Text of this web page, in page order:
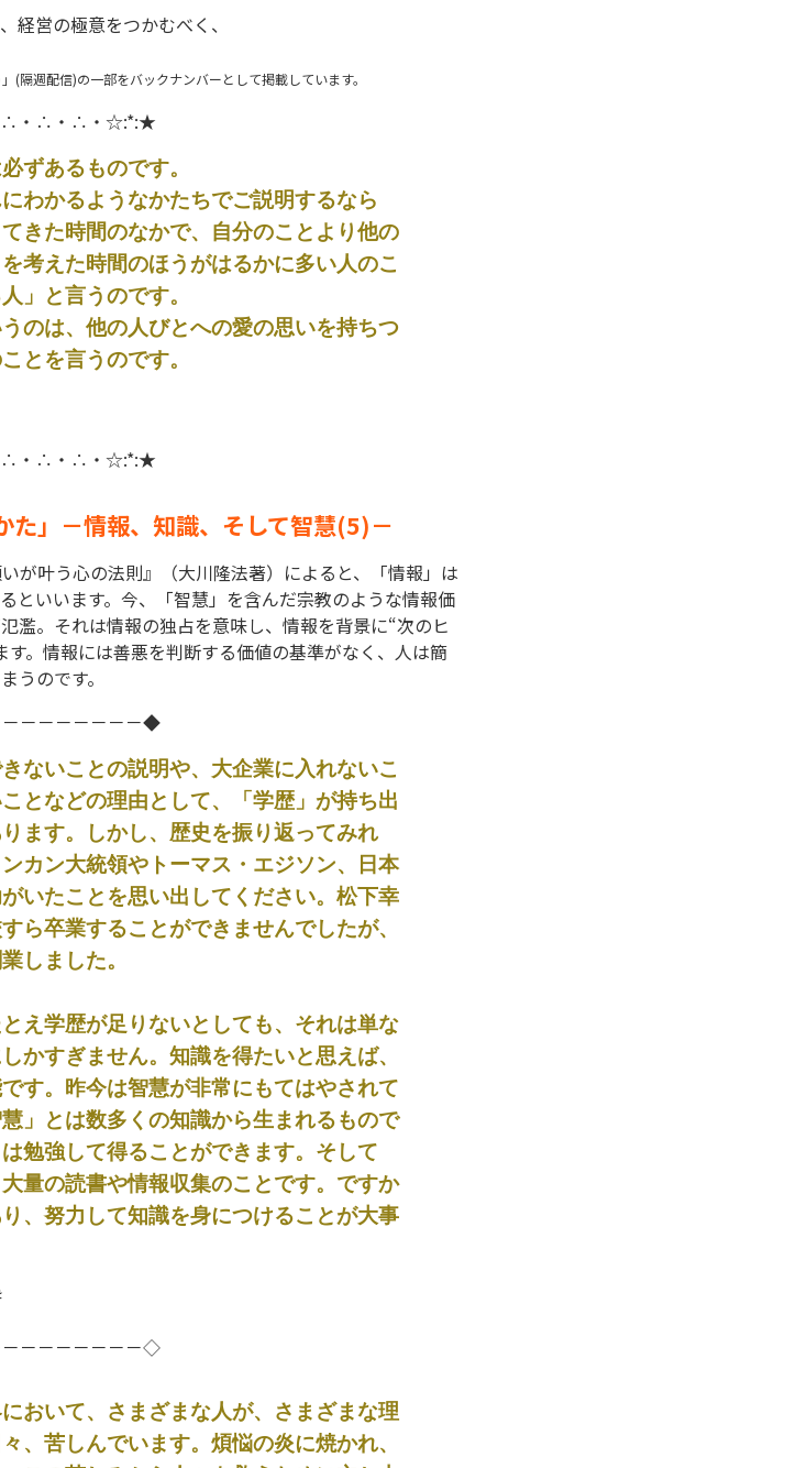
経営の極意をつかむべく、
隔週配信)の一部をバックナンバーとして掲載しています。
・∴・∴・☆:*:★
ずあるものです。
わかるようなかたちでご説明するなら
きた時間のなかで、自分のことより他の
考えた時間のほうがはるかに多い人のこ
」と言うのです。
のは、他の人びとへの愛の思いを持ちつ
とを言うのです。
・∴・∴・☆:*:★
た」－情報、知識、そして智慧(5)－
が叶う心の法則』（大川隆法著）によると、「情報」は
といいます。今、「智慧」を含んだ宗教のような情報価
濫。それは情報の独占を意味し、情報を背景に“次のヒ
。情報には善悪を判断する価値の基準がなく、人は簡
うのです。
－－－－－－－◆
ないことの説明や、大企業に入れないこ
となどの理由として、「学歴」が持ち出
ます。しかし、歴史を振り返ってみれ
カン大統領やトーマス・エジソン、日本
いたことを思い出してください。松下幸
ら卒業することができませんでしたが、
しました。
え学歴が足りないとしても、それは単な
かすぎません。知識を得たいと思えば、
す。昨今は智慧が非常にもてはやされて
」とは数多くの知識から生まれるもので
勉強して得ることができます。そして
大量の読書や情報収集のことです。ですか
、努力して知識を身につけることが大事
－－－－－－－◇
おいて、さまざまな人が、さまざまな理
、苦しんでいます。煩悩の炎に焼かれ、